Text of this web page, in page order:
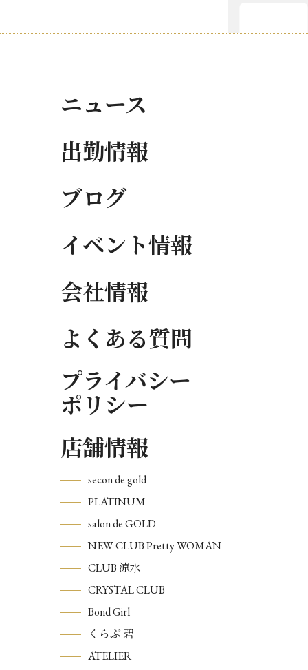
ニュース
出勤情報
ブログ
イベント情報
会社情報
よくある質問
プライバシー
ポリシー
店舗情報
secon de gold
PLATINUM
salon de GOLD
NEW CLUB Pretty WOMAN
CLUB 涼水
CRYSTAL CLUB
Bond Girl
くらぶ 碧
ATELIER